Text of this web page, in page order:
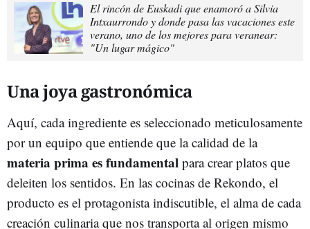
El rincón de Euskadi que enamoró a Silvia
Intxaurrondo y donde pasa las vacaciones este
verano, uno de los mejores para veranear:
"Un lugar mágico"
Una joya gastronómica
Aquí, cada ingrediente es seleccionado meticulosamente
por un equipo que entiende que la calidad de la
materia prima es fundamental para crear platos que
deleiten los sentidos. En las cocinas de Rekondo, el
producto es el protagonista indiscutible, el alma de cada
creación culinaria que nos transporta al origen mismo